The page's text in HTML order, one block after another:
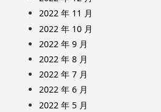
2022 年 11 月
2022 年 10 月
2022 年 9 月
2022 年 8 月
2022 年 7 月
2022 年 6 月
2022 年 5 月